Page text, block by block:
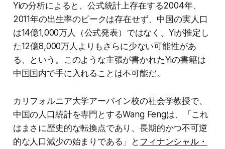
Yiの分析によると、公式統計上存在する2004年、
2011年の出生率のピークは存在せず、中国の実人口
は14億1,000万人（公式発表）ではなく、Yiが推定し
た12億8,000万人よりもさらに少ない可能性があ
る、という。このような主張が書かれたYiの書籍は
中国国内で手に入れることは不可能だ。
カリフォルニア大学アーバイン校の社会学教授で、
中国の人口統計を専門とするWang Fengは、「これ
はまさに歴史的な転換点であり、長期的かつ不可逆
的な人口減少の始まりである」と フィナンシャル・